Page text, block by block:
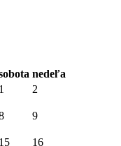
nedeľa
1 2
9
15 16